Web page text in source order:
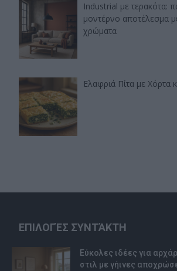
Industrial με τερακότα:
μοντέρνο αποτέλεσμα
χρώματα
Ελαφριά Πίτα με Χόρτα
ΕΠΙΛΟΓΈΣ ΣΥΝΤΆΚΤΗ
Εύκολες ιδέες για
στιλ με γήινες